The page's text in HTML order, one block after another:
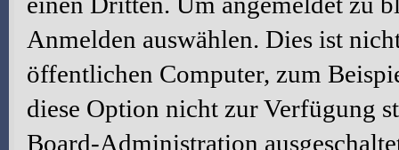
Anmelden auswählen. Dies ist
öffentlichen Computer, zum
diese Option nicht zur Verfügung
Board-Administration